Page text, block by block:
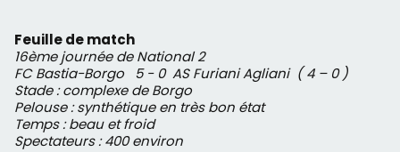
Feuille de match
16ème journée de National 2
FC Bastia-Borgo 5 - 0 AS Furiani Agliani ( 4 – 0 )
Stade : complexe de Borgo
Pelouse : synthétique en très bon état
Temps : beau et froid
Spectateurs : 400 environ